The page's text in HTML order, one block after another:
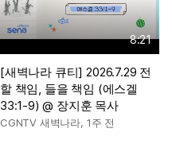
8:21
[새벽나라 큐티] 2026.7.29 전
할 책임, 들을 책임 (에스겔
33:1-9) @ 장지훈 목사
CGNTV 새벽나라, 1주 전